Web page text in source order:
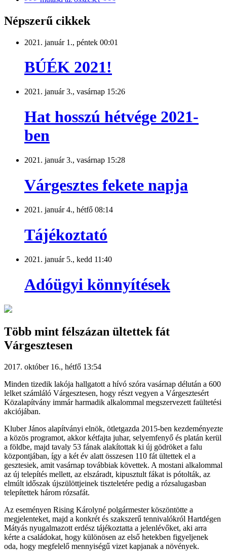
Népszerű cikkek
2021. január 1., péntek 00:01
BÚÉK 2021!
2021. január 3., vasárnap 15:26
Hat hosszú hétvége 2021-
ben
2021. január 3., vasárnap 15:28
Várgesztes fekete napja
2021. január 4., hétfő 08:14
Tájékoztató
2021. január 5., kedd 11:40
Adóügyi könnyítések
Több mint félszázan ültettek fát
Várgesztesen
2017. október 16., hétfő 13:54
Minden tizedik lakója hallgatott a hívó szóra vasárnap délután a 600
lelket számláló Várgesztesen, hogy részt vegyen a Várgesztesért
Közalapítvány immár harmadik alkalommal megszervezett faültetési
akciójában.
Kluber János alapítványi elnök, ötletgazda 2015-ben kezdeményezte
a közös programot, akkor kétfajta juhar, selyemfenyő és platán kerül
a földbe, majd tavaly 53 fának alakítottak ki új gödröket a falu
központjában, így a két év alatt összesen 110 fát ültettek el a
gesztesiek, amit vasárnap továbbiak követtek. A mostani alkalommal
az új telepítés mellett, az elszáradt, kipusztult fákat is pótolták, az
elmúlt időszak újszülöttjeinek tiszteletére pedig a rózsalugasban
telepítettek három rózsafát.
Az eseményen Rising Károlyné polgármester köszöntötte a
megjelenteket, majd a konkrét és szakszerű tennivalókról Hartdégen
Mátyás nyugalmazott erdész tájékoztatta a jelenlévőket, aki arra
kérte a családokat, hogy különösen az első hetekben figyeljenek
oda, hogy megfelelő mennyiségű vizet kapjanak a növények.